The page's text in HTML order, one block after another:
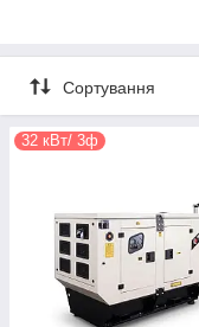
Сортування
32 кВт/ 3ф